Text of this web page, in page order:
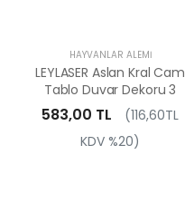
HAYVANLAR ALEMI
LEYLASER Aslan Kral Cam
Tablo Duvar Dekoru 3
583,00 TL
(116,60TL
KDV %20)